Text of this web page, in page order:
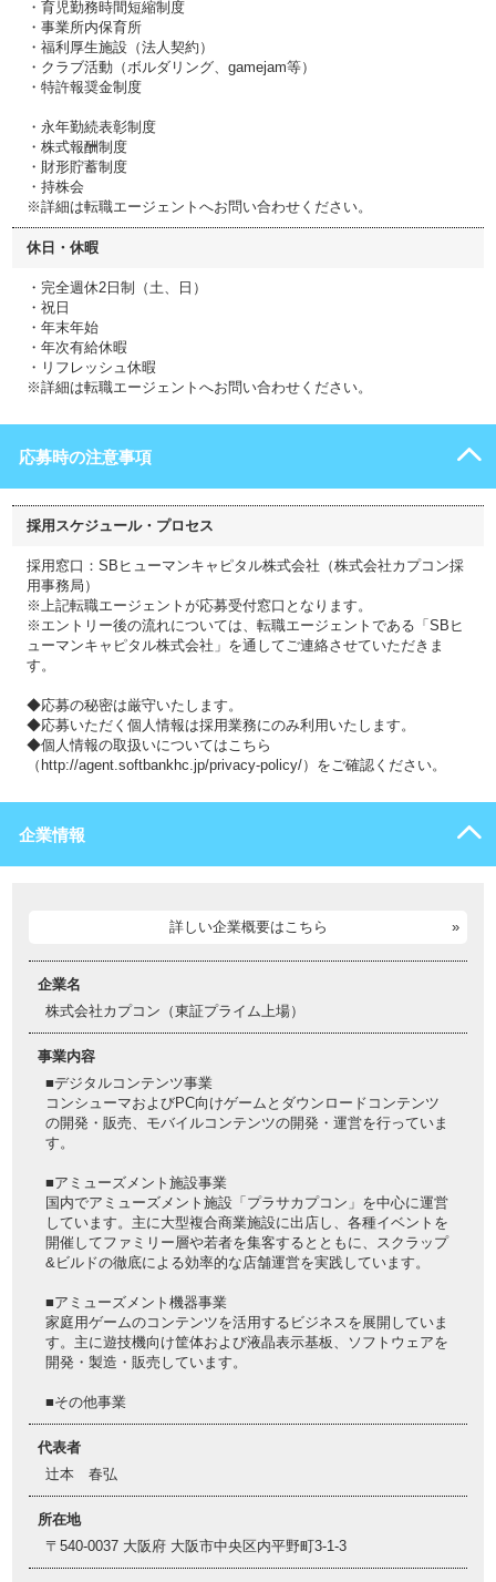
・育児勤務時間短縮制度
・事業所内保育所
・福利厚生施設（法人契約）
・クラブ活動（ボルダリング、gamejam等）
・特許報奨金制度
・永年勤続表彰制度
・株式報酬制度
・財形貯蓄制度
・持株会
※詳細は転職エージェントへお問い合わせください。
休日・休暇
・完全週休2日制（土、日）
・祝日
・年末年始
・年次有給休暇
・リフレッシュ休暇
※詳細は転職エージェントへお問い合わせください。
応募時の注意事項
採用スケジュール・プロセス
採用窓口：SBヒューマンキャピタル株式会社（株式会社カプコン採
用事務局）
※上記転職エージェントが応募受付窓口となります。
※エントリー後の流れについては、転職エージェントである「SBヒ
ューマンキャピタル株式会社」を通してご連絡させていただきま
す。
◆応募の秘密は厳守いたします。
◆応募いただく個人情報は採用業務にのみ利用いたします。
◆個人情報の取扱いについてはこちら
（http://agent.softbankhc.jp/privacy-policy/）をご確認ください。
企業情報
詳しい企業概要はこちら
企業名
株式会社カプコン（東証プライム上場）
事業内容
■デジタルコンテンツ事業
コンシューマおよびPC向けゲームとダウンロードコンテンツ
の開発・販売、モバイルコンテンツの開発・運営を行っていま
す。
■アミューズメント施設事業
国内でアミューズメント施設「プラサカプコン」を中心に運営
しています。主に大型複合商業施設に出店し、各種イベントを
開催してファミリー層や若者を集客するとともに、スクラップ
&ビルドの徹底による効率的な店舗運営を実践しています。
■アミューズメント機器事業
家庭用ゲームのコンテンツを活用するビジネスを展開していま
す。主に遊技機向け筐体および液晶表示基板、ソフトウェアを
開発・製造・販売しています。
■その他事業
代表者
辻本 春弘
所在地
〒540-0037 大阪府 大阪市中央区内平野町3-1-3